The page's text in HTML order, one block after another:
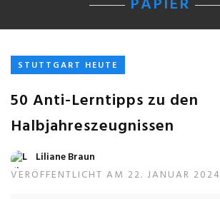
STUTTGART HEUTE
50 Anti-Lerntipps zu den
Halbjahreszeugnissen
Liliane Braun
VERÖFFENTLICHT AM 22. JANUAR 2024